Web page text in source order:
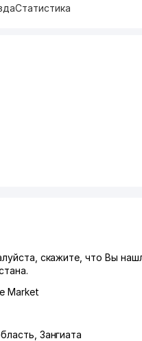
Статистика
скажите, что Вы
Market
Зангиата